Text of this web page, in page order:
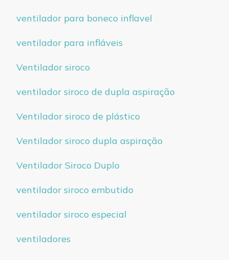
ventilador para boneco inflavel
ventilador para infláveis
Ventilador siroco
ventilador siroco de dupla aspiração
Ventilador siroco de plástico
Ventilador siroco dupla aspiração
Ventilador Siroco Duplo
ventilador siroco embutido
ventilador siroco especial
ventiladores